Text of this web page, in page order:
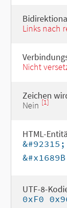
Links nach
Nicht
Zeichen
Nein [1]
HTML-
&#92315;
UTF-8-
0xF0